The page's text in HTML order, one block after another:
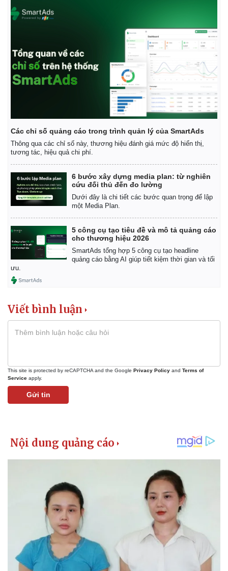
Doanh nghiệp
Thông tin doanh nghiệp
Vì cộng đồng
Công nghệ
Chuyển đổi số
Các chỉ số quảng cáo trong trình quản lý của SmartAds
Thông qua các chỉ số này, thương hiệu đánh giá mức độ hiển thị,
tương tác, hiệu quả chi phí.
6 bước xây dựng media plan: từ nghiên
cứu đối thủ đến đo lường
Dưới đây là chi tiết các bước quan trọng để lập
một Media Plan.
5 công cụ tạo tiêu đề và mô tả quảng cáo
cho thương hiệu 2026
SmartAds tổng hợp 5 công cụ tạo headline
quảng cáo bằng AI giúp tiết kiệm thời gian và tối
ưu.
Viết bình luận
This site is protected by reCAPTCHA and the Google Privacy Policy and Terms of
Service apply.
Gửi tin